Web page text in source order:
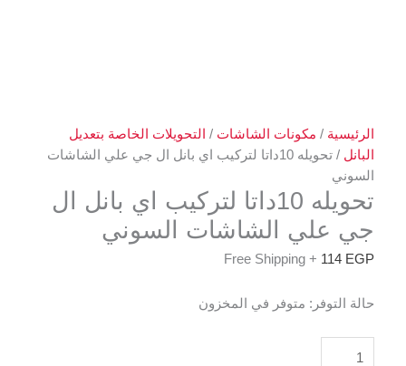
الرئيسية / مكونات الشاشات / التحويلات الخاصة بتعديل
البانل
/ تحويله 10داتا لتركيب اي بانل ال جي علي الشاشات
السوني
تحويله 10داتا لتركيب اي بانل ال
جي علي الشاشات السوني
114 EGP
+ Free Shipping
حالة التوفر: متوفر في المخزون